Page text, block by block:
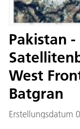
Pakistan -
West
Batgran
Erstellungsdatum